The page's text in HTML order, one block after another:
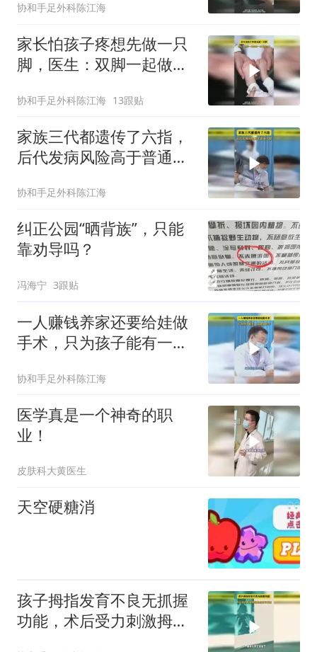
协和手足外科陈江海
家长怕孩子疼想先做一只
脚，医生：双脚一起做疼
协和手足外科陈江海 13跟贴
家族三代都遗传了六指，
后代发病风险高于普通人
协和手足外科陈江海
纠正公园“晒背族”，只能
靠劝导吗？
冯海宁 3跟贴
一人赚钱养家还要给娃做
手术，只为孩子能有一双
协和手足外科陈江海
医学真是一个神奇的职
业！
皮肤科大黄医生
天空硬糖消
孩子拇指发育不良无抓握
功能，术后受力刺激拇指